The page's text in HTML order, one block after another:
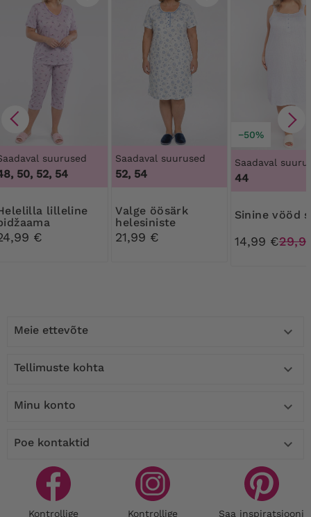
suurused
50, 52, 54
€
Saadaval suurused
52, 54
Valge öösärk
helesiniste
lilledega
21,99 €
−50%
Saadaval
44
Sinine vööd
14,99 €
Meie ettevõte 
Tellimuste kohta 
Minu konto 
Poe kontaktid 
Kontrollige Kontrollige Saa inspiratsiooni